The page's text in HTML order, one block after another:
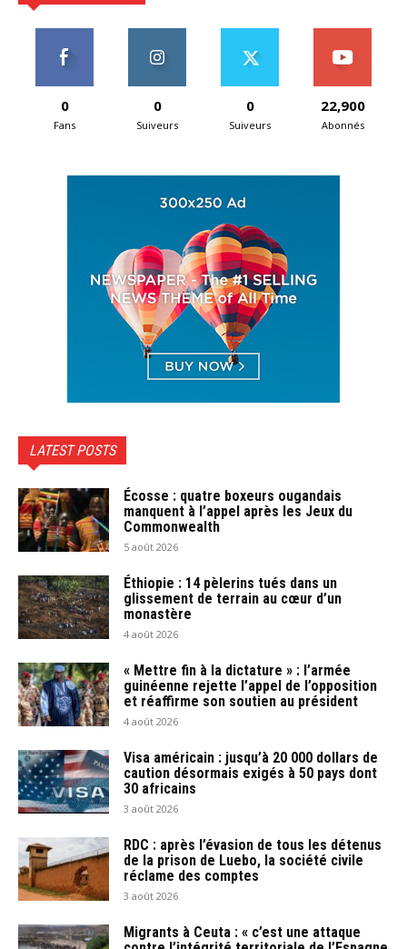
0
Fans
0
Suiveurs
0
Suiveurs
22,900
Abonnés
LATEST POSTS
Écosse : quatre boxeurs ougandais
manquent à l’appel après les Jeux du
Commonwealth
5 août 2026
Éthiopie : 14 pèlerins tués dans un
glissement de terrain au cœur d’un
monastère
4 août 2026
« Mettre fin à la dictature » : l’armée
guinéenne rejette l’appel de l’opposition
et réaffirme son soutien au président
4 août 2026
Visa américain : jusqu’à 20 000 dollars de
caution désormais exigés à 50 pays dont
30 africains
3 août 2026
RDC : après l’évasion de tous les détenus
de la prison de Luebo, la société civile
réclame des comptes
3 août 2026
Migrants à Ceuta : « c’est une attaque